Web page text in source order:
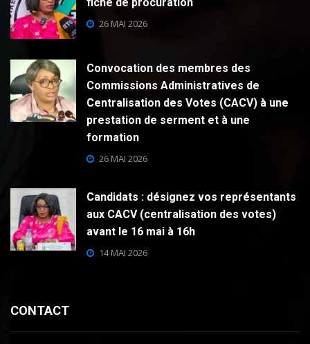
26 MAI 2026
Convocation des membres des
Commissions Administratives de
Centralisation des Votes (CACV) à une
prestation de serment et à une
formation
26 MAI 2026
Candidats : désignez vos représentants
aux CACV (centralisation des votes)
avant le 16 mai à 16h
14 MAI 2026
CONTACT